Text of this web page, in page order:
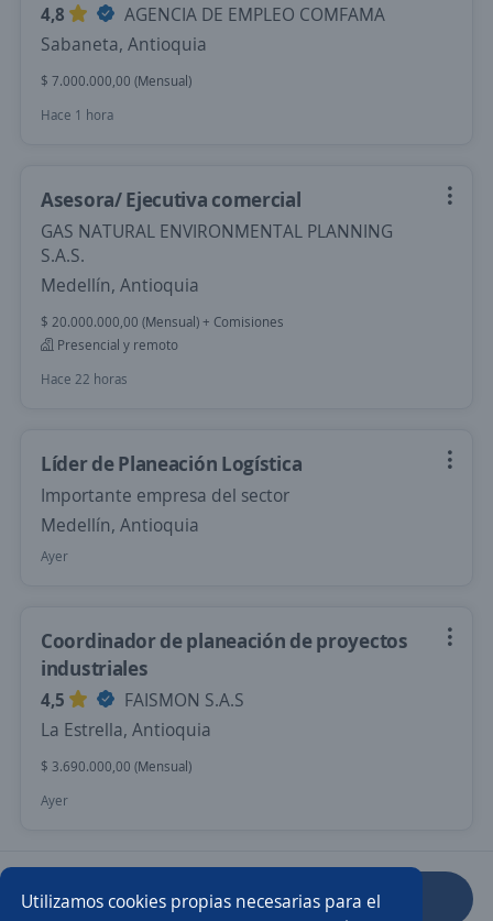
Utilizamos cookies propias necesarias para el
4,8
AGENCIA DE EMPLEO COMFAMA
Sabaneta, Antioquia
$ 7.000.000,00 (Mensual)
Hace 1 hora
Asesora/ Ejecutiva comercial
GAS NATURAL ENVIRONMENTAL PLANNING
S.A.S.
Medellín, Antioquia
$ 20.000.000,00 (Mensual) + Comisiones
Presencial y remoto
Hace 22 horas
Líder de Planeación Logística
Importante empresa del sector
Medellín, Antioquia
Ayer
Coordinador de planeación de proyectos
industriales
4,5
FAISMON S.A.S
La Estrella, Antioquia
$ 3.690.000,00 (Mensual)
Ayer
Anterior Siguiente